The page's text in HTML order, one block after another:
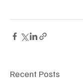
Recent Posts